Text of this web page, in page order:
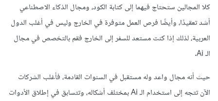
كلا المجالين ستحتاج فيهما إلى كتابة الكود، ومجال الذكاء الاصطناعي
أشد تعقيدًا، وأيضًا فرص العمل متوفرة في الخارج وليس في أغلب الدول
العربية، لذلك إذا كنت مستعد للسفر إلى الخارج فقم بالتخصص في مجال
الـ Ai.
حيث أنه مجال واعد وله مستقبل في السنوات القادمة، فأغلب الشركات
الآن تتجه إلى استخدام الـ Ai بمختلف أشكاله، وتتسابق في إطلاق الأدوات